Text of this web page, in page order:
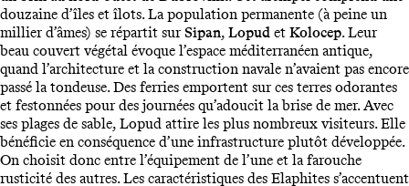
douzaine d’îles et îlots. La population permanente (à peine un
millier d’âmes) se répartit surSipan, Lopud et Kolocep. Leur
beau couvert végétal évoque l’espace méditerranéen antique,
quand l’architecture et la construction navale n’avaient pas encore
passé la tondeuse. Des ferries emportent sur ces terres odorantes
et festonnées pour des journées qu’adoucit la brise de mer. Avec
ses plages de sable, Lopud attire les plus nombreux visiteurs. Elle
bénéficie en conséquence d’une infrastructure plutôt développée.
On choisit donc entre l’équipement de l’une et la farouche
rusticité des autres. Les caractéristiques des Elaphites s’accentuent